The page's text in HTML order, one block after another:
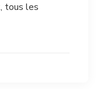
tous les